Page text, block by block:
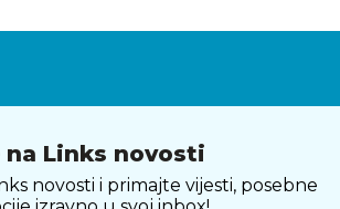
Links novosti
novosti i primajte vijesti, posebne